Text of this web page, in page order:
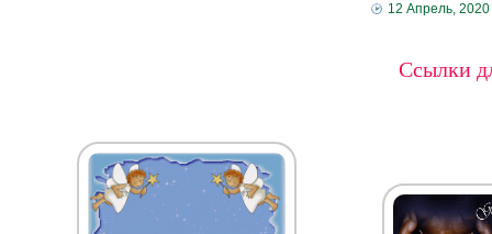
12 Апрель, 2020
Ссылки